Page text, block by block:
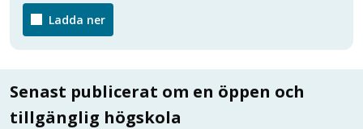
Ladda ner
Senast publicerat om en öppen och
tillgänglig högskola